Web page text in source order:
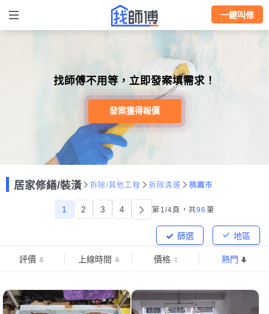
一鍵叫修
找師傅不用等，立即發案填需求！
發案獲得報價
居家修繕/裝潢 拆除/其他工程 拆除清運 桃園市
1 2 3 4 第1/4頁， 共96 筆
地區
篩選
評價 上線時間 價格 熱門